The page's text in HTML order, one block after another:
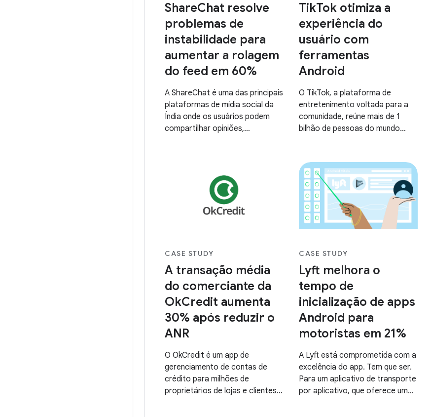
ShareChat resolve
problemas de
instabilidade para
aumentar a rolagem
do feed em 60%
A ShareChat é uma das principais
plataformas de mídia social da
Índia onde os usuários podem
compartilhar opiniões,
TikTok otimiza a
experiência do
usuário com
ferramentas
Android
O TikTok, a plataforma de
entretenimento voltada para a
comunidade, reúne mais de 1
bilhão de pessoas do mundo
elas adoram.
CASE STUDY
A transação média
do comerciante da
OkCredit aumenta
30% após reduzir o
ANR
O OkCredit é um app de
gerenciamento de contas de
crédito para milhões de
proprietários de lojas e clientes
CASE STUDY
Lyft melhora o
tempo de
inicialização de apps
Android para
motoristas em 21%
A Lyft está comprometida com a
excelência do app. Tem que ser.
Para um aplicativo de transporte
por aplicativo, que oferece um